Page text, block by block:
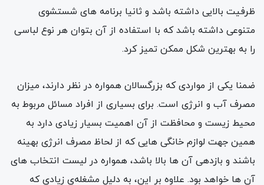
ظرفیت بالایی داشته باشد و ثانیا برنامه های شستشوی
متنوعی داشته باشد که با استفاده از آن بتوان هر نوع لباسی
را به بهترین شکل ممکن تمیز کرد.
ضمنا یکی از مواردی که بزرگسالان همواره در نظر دارند، میزان
مصرف آب و انرژی است. برای بسیاری از افراد مسائل مربوط به
محیط زیست و محافظت از آن اهمیت بسیار زیادی دارد به
همین جهت لوازم خانگی هایی که از لحاظ مصرف انرژی بهینه
باشند و بازدهی آن ها بالا باشد، همواره در لیست انتخاب های
آن ها خواهد بود. علاوه بر این، به دلیل مشغله‌ی زیادی که